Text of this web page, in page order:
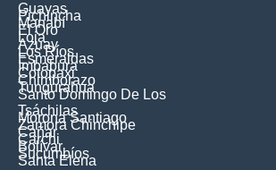
Guayas
Pichincha
Manabí
El Oro
Loja
Azuay
Los Ríos
Esmeraldas
Imbabura
Cotopaxi
Chimborazo
Tungurahua
Santo Domingo De Los
Tsáchilas
Morona Santiago
Zamora Chinchipe
Cañar
Carchi
Bolívar
Sucumbíos
Santa Elena